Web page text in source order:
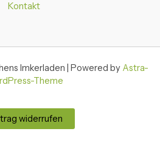
Kontakt
Imkerladen | Powered by Astra-
Theme
widerrufen